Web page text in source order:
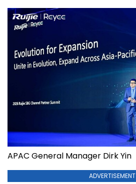
APAC General Manager Dirk Yin
ADVERTISEMENT